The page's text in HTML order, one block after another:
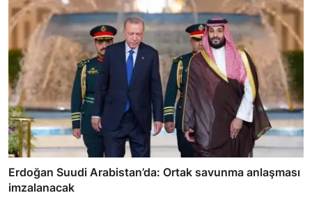
Erdoğan Suudi Arabistan’da: Ortak savunma anlaşması
imzalanacak